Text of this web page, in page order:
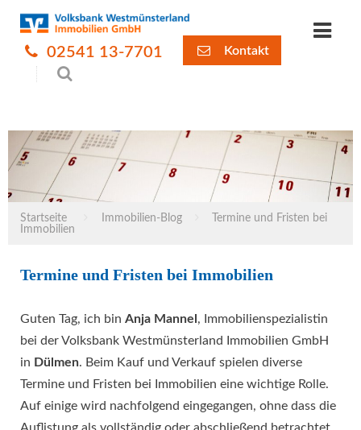
02541 13-7701 Kontakt
Startseite Immobilien-Blog
Termine und Fristen bei
Immobilien
Termine und Fristen bei Immobilien
Guten Tag, ich bin Anja Mannel , Immobilienspezialistin
bei der Volksbank Westmünsterland Immobilien GmbH
in Dülmen. Beim Kauf und Verkauf spielen diverse
Termine und Fristen bei Immobilien eine wichtige Rolle.
Auf einige wird nachfolgend eingegangen, ohne dass die